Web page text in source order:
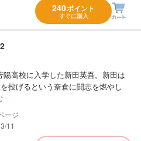
240ポイント
すぐに購入
陽高校に入学した新田英吾。新田は
投げるという奈倉に闘志を燃やし
11